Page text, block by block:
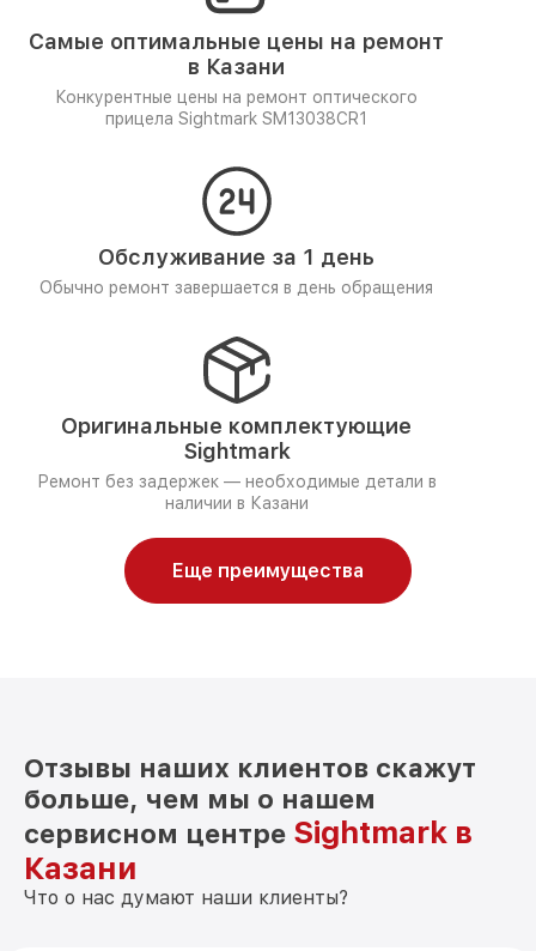
Самые оптимальные цены на ремонт
в Казани
Конкурентные цены на ремонт оптического
прицела Sightmark SM13038CR1
Обслуживание за 1 день
Обычно ремонт завершается в день обращения
Оригинальные комплектующие
Sightmark
Ремонт без задержек — необходимые детали в
наличии в Казани
Еще преимущества
Отзывы наших клиентов скажут
больше, чем мы о нашем
сервисном центре Sightmark в
Казани
Что о нас думают наши клиенты?